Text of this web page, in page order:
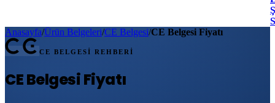
Anasayfa/Ürün Belgeleri/CE Belgesi/CE Belgesi Fiyatı
CE BELGESİ REHBERİ
CE Belgesi Fiyatı